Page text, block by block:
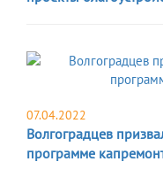
07.04.2022
Волгоградцев
программе